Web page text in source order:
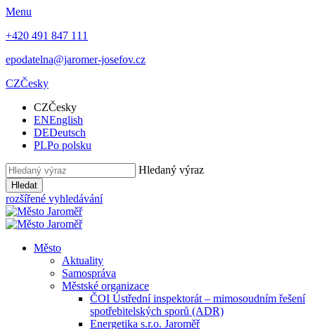
Menu
+420 491 847 111
epodatelna@jaromer-josefov.cz
CZČesky
CZČesky
ENEnglish
DEDeutsch
PLPo polsku
Hledaný výraz
Hledat
rozšířené vyhledávání
Město
Aktuality
Samospráva
Městské organizace
ČOI Ústřední inspektorát – mimosoudním řešení
spotřebitelských sporů (ADR)
Energetika s.r.o. Jaroměř